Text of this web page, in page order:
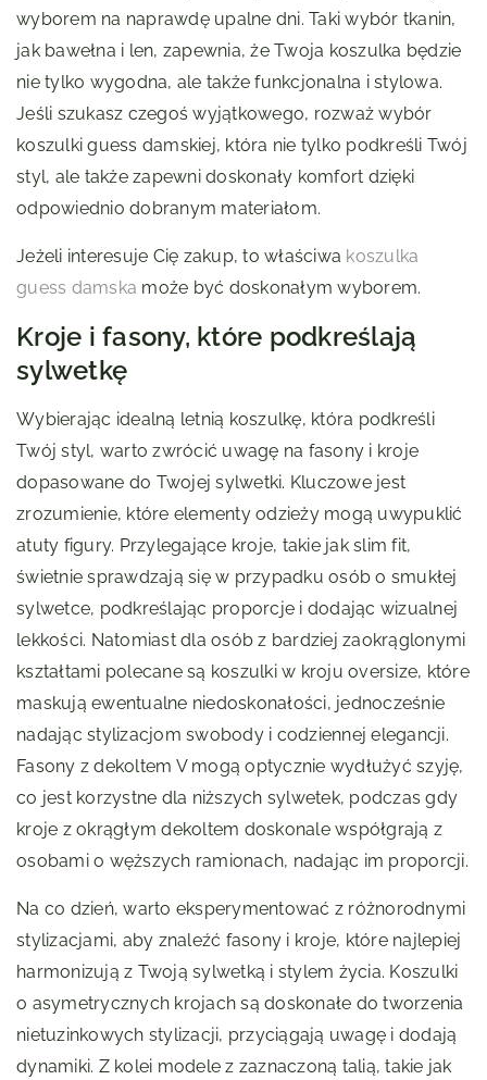
wyborem na naprawdę upalne dni. Taki wybór tkanin,
jak bawełna i len, zapewnia, że Twoja koszulka będzie
nie tylko wygodna, ale także funkcjonalna i stylowa.
Jeśli szukasz czegoś wyjątkowego, rozważ wybór
koszulki guess damskiej, która nie tylko podkreśli Twój
styl, ale także zapewni doskonały komfort dzięki
odpowiednio dobranym materiałom.
Jeżeli interesuje Cię zakup, to właściwa koszulka
guess damska może być doskonałym wyborem.
Kroje i fasony, które podkreślają
sylwetkę
Wybierając idealną letnią koszulkę, która podkreśli
Twój styl, warto zwrócić uwagę na fasony i kroje
dopasowane do Twojej sylwetki. Kluczowe jest
zrozumienie, które elementy odzieży mogą uwypuklić
atuty figury. Przylegające kroje, takie jak slim fit,
świetnie sprawdzają się w przypadku osób o smukłej
sylwetce, podkreślając proporcje i dodając wizualnej
lekkości. Natomiast dla osób z bardziej zaokrąglonymi
kształtami polecane są koszulki w kroju oversize, które
maskują ewentualne niedoskonałości, jednocześnie
nadając stylizacjom swobody i codziennej elegancji.
Fasony z dekoltem V mogą optycznie wydłużyć szyję,
co jest korzystne dla niższych sylwetek, podczas gdy
kroje z okrągłym dekoltem doskonale współgrają z
osobami o węższych ramionach, nadając im proporcji.
Na co dzień, warto eksperymentować z różnorodnymi
stylizacjami, aby znaleźć fasony i kroje, które najlepiej
harmonizują z Twoją sylwetką i stylem życia. Koszulki
o asymetrycznych krojach są doskonałe do tworzenia
nietuzinkowych stylizacji, przyciągają uwagę i dodają
dynamiki. Z kolei modele z zaznaczoną talią, takie jak